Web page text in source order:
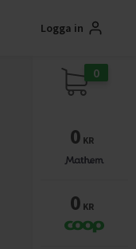
Logga in
0
0 KR
0 KR